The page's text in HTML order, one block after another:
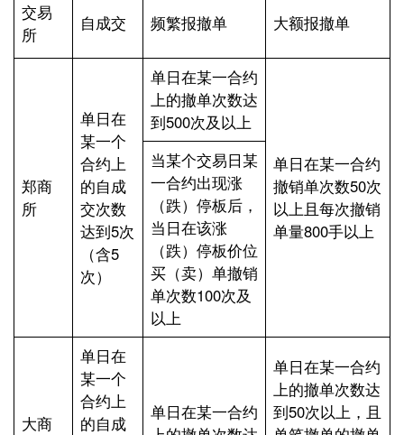
交易
所
自成交 频繁报撤单 大额报撤单
郑商
所
单日在
某一个
合约上
的自成
交次数
达到5次
（含5
次）
单日在某一合约
上的撤单次数达
到500次及以上
单日在某一合约
撤销单次数50次
以上且每次撤销
单量800手以上
当某个交易日某
一合约出现涨
（跌）停板后，
当日在该涨
（跌）停板价位
买（卖）单撤销
单次数100次及
以上
大商
单日在
某一个
合约上
的自成
单日在某一合约
单日在某一合约
上的撤单次数达
到50次以上，且